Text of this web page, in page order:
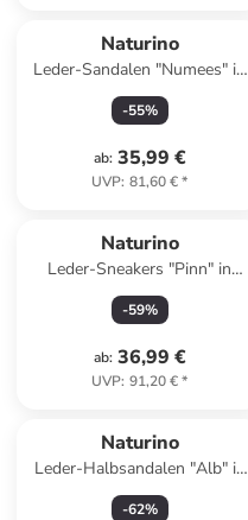
Naturino
Leder-Sandalen "Numees" in
Rosa
-55%
ab: 35,99 €
UVP: 81,60 €*
Naturino
Leder-Sneakers "Pinn" in
Weiß/ Rosa
-59%
ab: 36,99 €
UVP: 91,20 €*
Naturino
Leder-Halbsandalen "Alb" in
Mint
-62%